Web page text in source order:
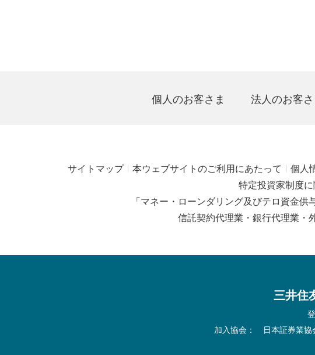
個人のお客さま 法人のお客さ
サイトマップ 本ウェブサイトのご利用にあたって 個人
特定投資家制度
「マネー・ローンダリング及びテロ資金
信託契約代理業・銀行代理業・
三井住
加入協会： 日本証券業協